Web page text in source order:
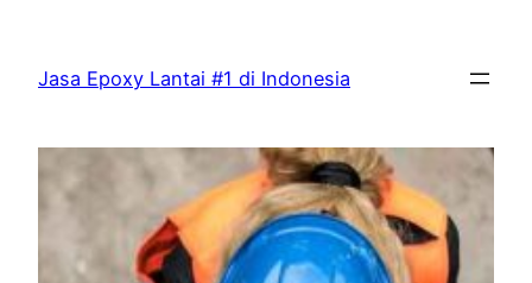
content
Jasa Epoxy Lantai #1 di Indonesia